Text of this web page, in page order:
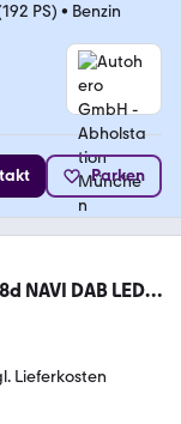
PS) • Benzin
Parken
NAVI DAB LED
Lieferkosten